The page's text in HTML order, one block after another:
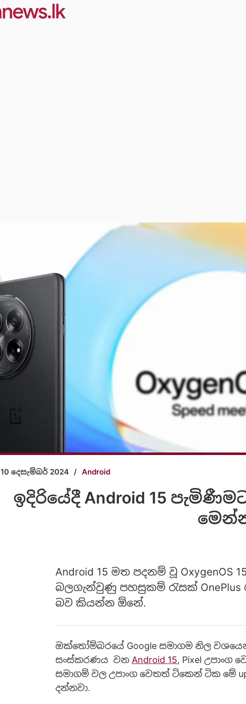
10 දෙසැම්බර් 2024 / Android
ඉදිරියේදී Android 15
Android 15 මත පදනම් වූ
බලගැන්වුණු පහසුකම් රැසක්
බව කියන්න ඕනේ.
ඔක්තෝම්බරයේ Google සමාගම නිල
සංස්කරණය වන Android 15, Pixel
සමාගම් වල උපාංග වෙතත් ටිකෙන් ටික මේ
දන්නවා.